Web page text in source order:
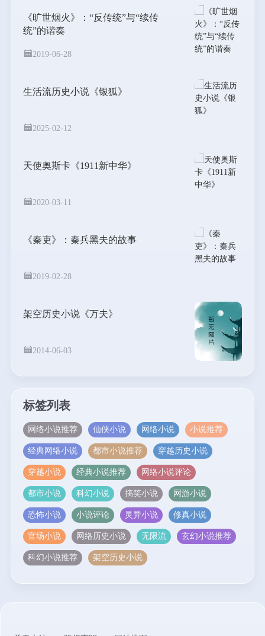
《旷世烟火》：“反传统”与“续传
统”的谐奏
2019-06-28
生活流历史小说《银狐》
2025-02-12
天使奥斯卡《1911新中华》
2020-03-11
《秦吏》：秦兵黑夫的故事
2019-02-28
架空历史小说《万夫》
2014-06-03
标签列表
网络小说推荐 仙侠小说 网络小说 小说推荐
经典网络小说 都市小说推荐 穿越历史小说
穿越小说 经典小说推荐 网络小说评论
都市小说 科幻小说 搞笑小说 网游小说
恐怖小说 小说评论 灵异小说 修真小说
官场小说 网络历史小说 无限流 玄幻小说推荐
科幻小说推荐 架空历史小说